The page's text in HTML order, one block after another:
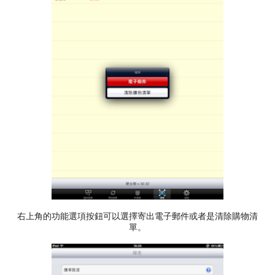
右上角的功能選項按鈕可以選擇寄出電子郵件或者是清除購物清
單。